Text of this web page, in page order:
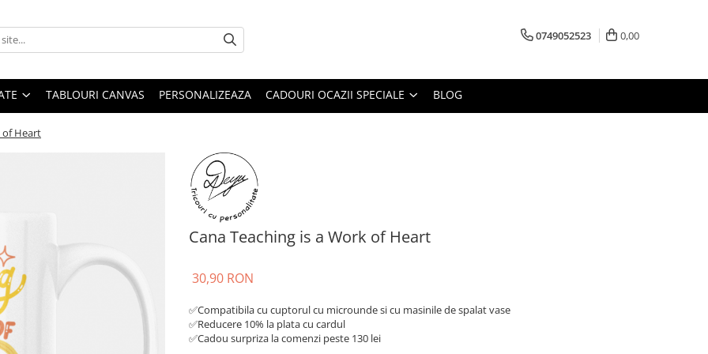
0749052523 0,00
TABLOURI CANVAS PERSONALIZEAZA CADOURI OCAZII SPECIALE BLOG
of Heart
Cana Teaching is a Work of Heart
30,90 RON
✅Compatibila cu cuptorul cu microunde si cu masinile de spalat vase
✅Reducere 10% la plata cu cardul
✅Cadou surpriza la comenzi peste 130 lei